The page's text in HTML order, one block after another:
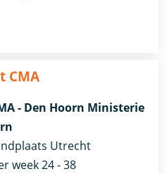
CMA
- Den Hoorn Ministerie
Utrecht
week 24 - 38